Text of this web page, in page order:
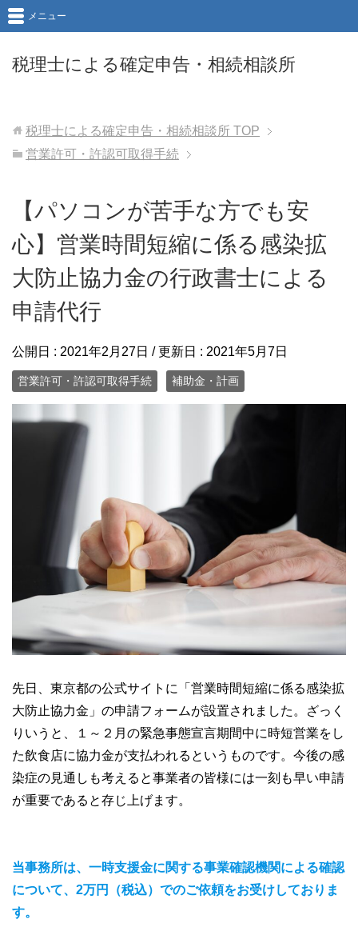
税理士による確定申告・相続相談所
メニュー
税理士による確定申告・相続相談所 TOP
営業許可・許認可取得手続
【パソコンが苦手な方でも安
心】営業時間短縮に係る感染拡
大防止協力金の行政書士による
申請代行
公開日 : 2021年2月27日 / 更新日 : 2021年5月7日
営業許可・許認可取得手続 補助金・計画
先日、東京都の公式サイトに「営業時間短縮に係る感染拡
大防止協力金」の申請フォームが設置されました。ざっく
りいうと、１～２月の緊急事態宣言期間中に時短営業をし
た飲食店に協力金が支払われるというものです。今後の感
染症の見通しも考えると事業者の皆様には一刻も早い申請
が重要であると存じ上げます。
当事務所は、一時支援金に関する事業確認機関による確認
について、2万円（税込）でのご依頼をお受けしておりま
す。